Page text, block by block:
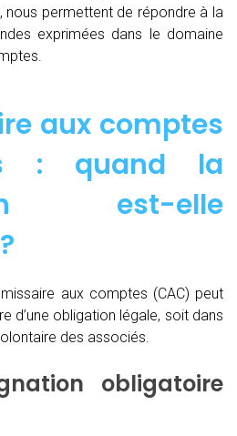
nous permettent de répondre à la
exprimées dans le domaine
aux comptes
: quand la
est-elle
aux comptes (CAC) peut
d’une obligation légale, soit dans
des associés.
obligatoire